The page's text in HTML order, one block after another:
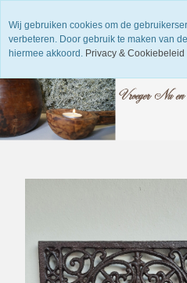
Wij gebruiken cookies om de
verbeteren. Door gebruik te maken van
hiermee akkoord. Privacy & Cookiebeleid